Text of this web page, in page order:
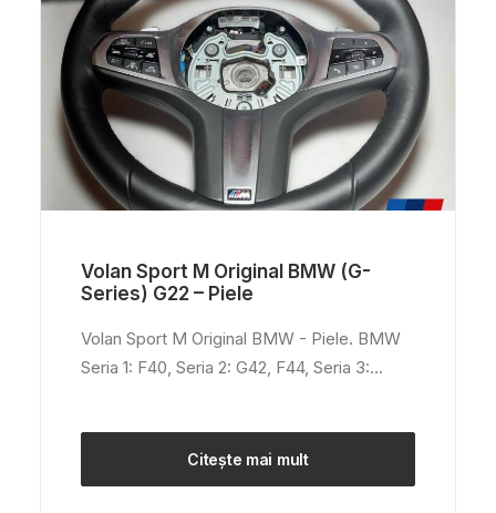
Volan Sport M Original BMW (G-
Series) G22 – Piele
Volan Sport M Original BMW - Piele. BMW
Seria 1: F40, Seria 2: G42, F44, Seria 3:…
Citește mai mult